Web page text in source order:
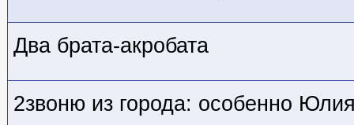
Два брата-акробата
2звоню из города: особенно